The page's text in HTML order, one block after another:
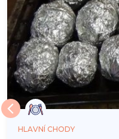
HLAVNÍ CHODY